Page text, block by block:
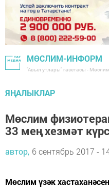
МӨСЛИМ-ИНФОРМ
"Авыл утлары" газетасы -
ЯҢАЛЫКЛАР
Мөслим
33 мең хезмәт
автор, 6 сентябрь 2017 -
Мөслим үзәк